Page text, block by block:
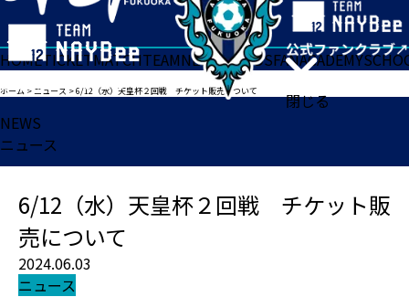
閉じる
HOMETICKETMATCHTEAMNEWSGOODSFANACADEMY
ホーム >ニュース >6/12（水）天皇杯２回戦 チケット販売について
NEWS
ニュース
6/12（水）天皇杯２回戦 チケット販
売について
2024.06.03
ニュース